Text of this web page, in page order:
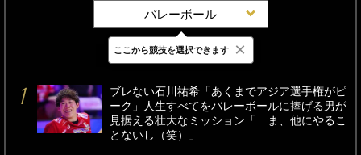
バレーボール
最新 24時間 週間
ブレない石川祐希「あくまでアジア選手権がピ
ーク」人生すべてをバレーボールに捧げる男が
見据える壮大なミッション「…ま、他にやるこ
とないし（笑）」
ここから競技を選択できます ×